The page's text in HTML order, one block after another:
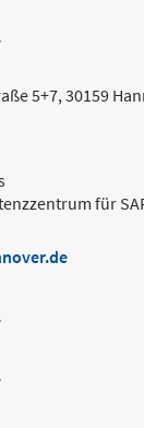
5+7, 30159
für